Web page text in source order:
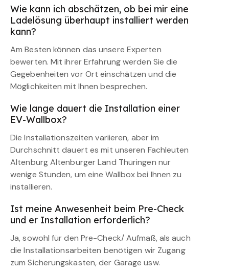
Wie kann ich abschätzen, ob bei mir eine
Ladelösung überhaupt installiert werden
kann?
Am Besten können das unsere Experten
bewerten. Mit ihrer Erfahrung werden Sie die
Gegebenheiten vor Ort einschätzen und die
Möglichkeiten mit Ihnen besprechen.
Wie lange dauert die Installation einer
EV-Wallbox?
Die Installationszeiten variieren, aber im
Durchschnitt dauert es mit unseren Fachleuten
Altenburg Altenburger Land Thüringen nur
wenige Stunden, um eine Wallbox bei Ihnen zu
installieren.
Ist meine Anwesenheit beim Pre-Check
und er Installation erforderlich?
Ja, sowohl für den Pre-Check/ Aufmaß, als auch
die Installationsarbeiten benötigen wir Zugang
zum Sicherungskasten, der Garage usw.